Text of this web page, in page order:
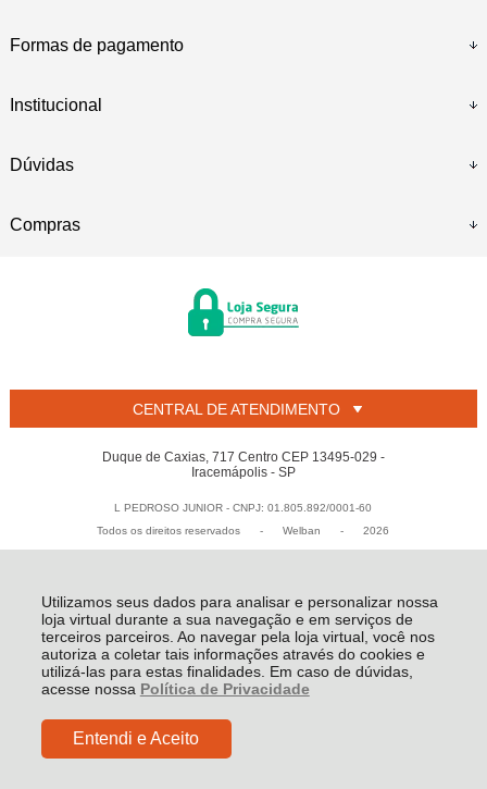
Utilizamos seus dados para analisar e personalizar nossa
loja virtual durante a sua navegação e em serviços de
terceiros parceiros. Ao navegar pela loja virtual, você nos
autoriza a coletar tais informações através do cookies e
utilizá-las para estas finalidades. Em caso de dúvidas,
acesse nossa Política de Privacidade
Entendi e Aceito
Formas de pagamento
Institucional
Dúvidas
Compras
CENTRAL DE ATENDIMENTO
Duque de Caxias, 717 Centro CEP 13495-029 -
Iracemápolis - SP
L PEDROSO JUNIOR - CNPJ: 01.805.892/0001-60
Todos os direitos reservados
- Welban - 2026
R$ 4,80